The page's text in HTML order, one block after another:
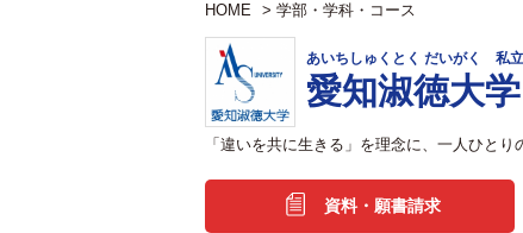
HOME > 学部・学科・コース
あいちしゅくとく だいがく 私
愛知淑徳大学
「違いを共に生きる」を理念に、一人ひと
資料・願書請求